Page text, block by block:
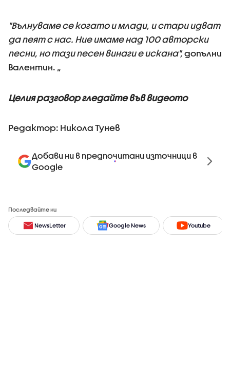
"Вълнуваме се когато и млади, и стари идват
да пеят с нас. Ние имаме над 100 авторски
песни, но тази песен винаги е искана",допълни
Валентин. „
Целия разговор гледайте във видеото
Редактор: Никола Тунев
Добави ни в предпочитани източници в
Google
Последвайте ни
NewsLetter Google News Youtube